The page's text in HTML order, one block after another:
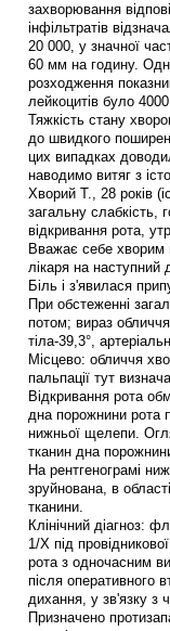
захворювання
інфільтратів
20 000, у значної
60 мм на годину.
розходження
лейкоцитів було
Тяжкість стану
до швидкого
цих випадках
наводимо витяг з
Хворий Т., 28 років
загальну слабкість,
відкривання рота,
Вважає себе хворим
лікаря на
Біль і з'явилася
При обстеженні
потом; вираз
тіла-39,3°,
Місцево: обличчя
пальпації тут
Відкривання рота
дна порожнини рота
нижньої щелепи.
тканин дна
На рентгенограмі
зруйнована, в
тканини.
Клінічний діагноз:
1/Х під
рота з одночасним
після оперативного
дихання, у зв'язку з
Призначено